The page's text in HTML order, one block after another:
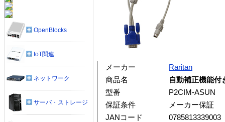
メーカー
Raritan
商品名
自動補正機能付
型番
P2CIM-ASUN
保証条件
メーカー保証
JANコード
0785813339003
OpenBlocks
IoT関連
ネットワーク
サーバ・ストレージ